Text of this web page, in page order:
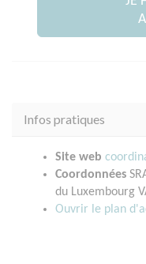
Infos pratiques
Site web
Coordonnées
du Luxembourg
Ouvrir le plan